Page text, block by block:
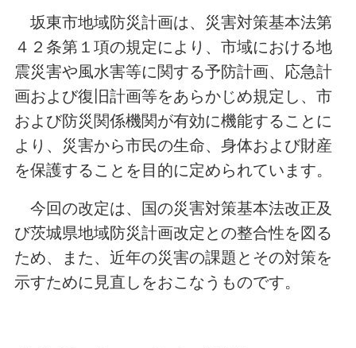
坂東市地域防災計画は、災害対策基本法第
４２条第１項の規定により、市域における地
震災害や風水害等に関する予防計画、応急計
画および復旧計画等をあらかじめ規定し、市
および防災関係機関が有効に機能することに
より、災害から市民の生命、身体および財産
を保護することを目的に定められています。
今回の改定は、国の災害対策基本法改正及
び茨城県地域防災計画改定との整合性を図る
ため、また、近年の災害の課題とその対策を
示すために見直しをおこなうものです。